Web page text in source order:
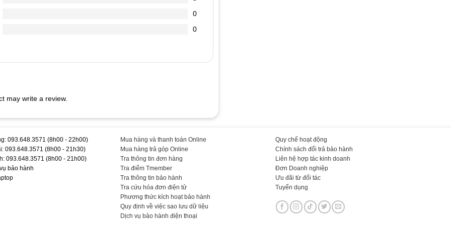
hơn.
vào Laptop (vì dòng điện đi vào sạc nó sẽ ổn định dòng
chết nguồn
0
0
may write a review.
093.648.3571 (8h00 - 22h00)
093.648.3571 (8h00 - 21h30)
093.648.3571 (8h00 - 21h00)
bảo hành
Mua hàng và thanh toán Online
Mua hàng trả góp Online
Tra thông tin đơn hàng
Tra điểm Tmember
Tra thông tin bảo hành
Tra cứu hóa đơn điện tử
Phương thức kích hoạt bảo hành
Quy định về việc sao lưu dữ liệu
Dịch vụ bảo hành điện thoại
Quy chế hoạt động
Chính sách đổi trả bảo hành
Liên hệ hợp tác kinh doanh
Đơn Doanh nghiệp
Ưu đãi từ đối tác
Tuyển dụng